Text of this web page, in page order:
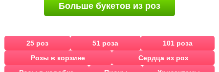
Больше букетов из роз
25 роз 51 роза
101 роза
Розы в корзине
Сердца из роз